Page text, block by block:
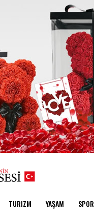
TURIZM YAŞAM SPOR